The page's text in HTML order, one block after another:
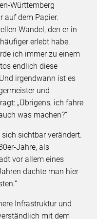
Württemberg
auf dem Papier.
Wandel, den er in
erlebt habe.
ich immer zu einem
endlich diese
irgendwann ist es
und
„Übrigens, ich fahre
was machen?“
sichtbar verändert.
Jahre, als
vor allem eines
dachte man hier
Infrastruktur und
mit dem